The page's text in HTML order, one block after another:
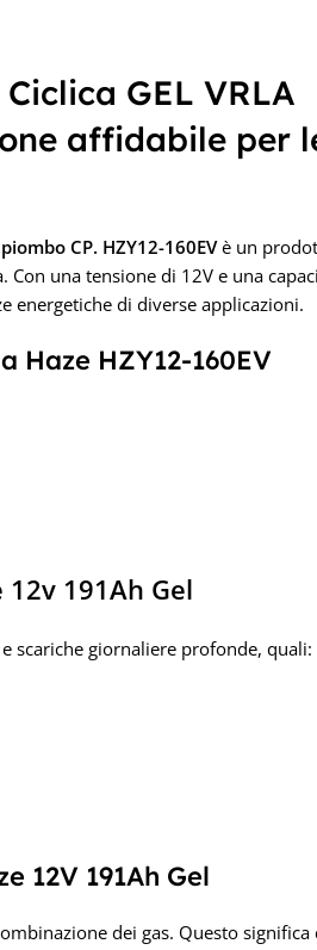
GEL VRLA
affidabile per
CP. HZY12-160EVè un
una tensione di 12V e una
energetiche di diverse applicazioni.
HZY12-160EV
191Ah Gel
scariche giornaliere profonde, quali:
12V 191Ah Gel
dei gas. Questo significa